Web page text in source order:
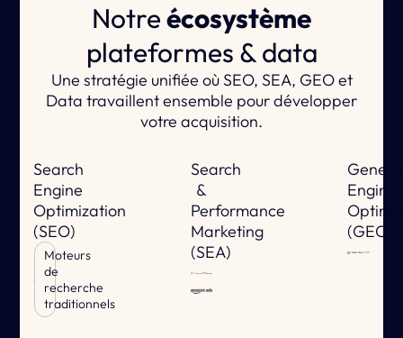
Notreécosystème
plateformes & data
Une stratégie unifiée où SEO, SEA, GEO et
Data travaillent ensemble pour développer
votre acquisition.
Search
Engine
Optimization
(SEO)
Moteurs
de
recherche
traditionnels
Search
&
Performance
Marketing
(SEA)
Engine
(GEO)